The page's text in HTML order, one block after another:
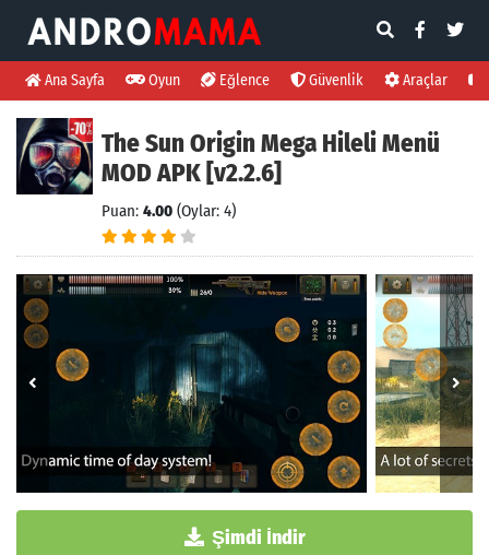
Ana Sayfa Oyun Eğlence Güvenlik Araçlar
The Sun Origin Mega Hileli Menü
MOD APK [v2.2.6]
Puan: 4.00 (Oylar: 4)
Şimdi İndir